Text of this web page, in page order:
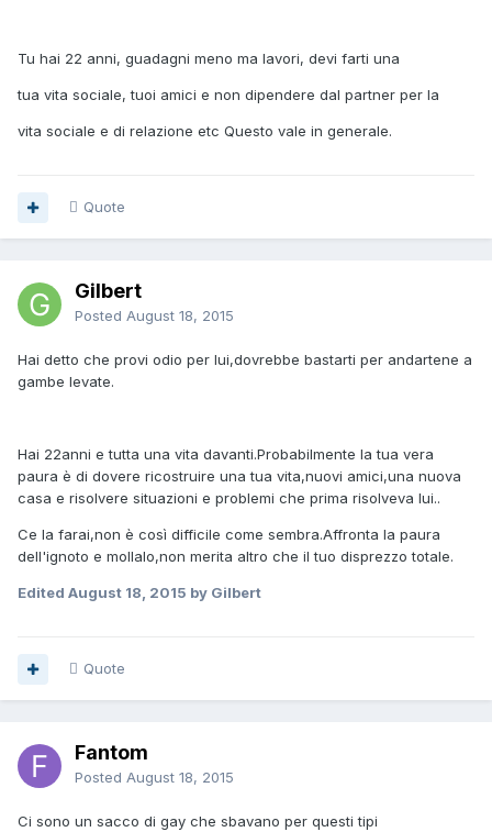
Tu hai 22 anni, guadagni meno ma lavori, devi farti una
tua vita sociale, tuoi amici e non dipendere dal partner per la
vita sociale e di relazione etc Questo vale in generale.
Quote
Gilbert
Posted August 18, 2015
Hai detto che provi odio per lui,dovrebbe bastarti per andartene a
gambe levate.
Hai 22anni e tutta una vita davanti.Probabilmente la tua vera
paura è di dovere ricostruire una tua vita,nuovi amici,una nuova
casa e risolvere situazioni e problemi che prima risolveva lui..
Ce la farai,non è così difficile come sembra.Affronta la paura
dell'ignoto e mollalo,non merita altro che il tuo disprezzo totale.
Edited August 18, 2015 by Gilbert
Quote
Fantom
Posted August 18, 2015
Ci sono un sacco di gay che sbavano per questi tipi